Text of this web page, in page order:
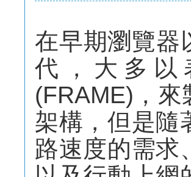
在早期瀏覽器
代，大多以
(FRAME)，
架構，但是隨
路速度的需求